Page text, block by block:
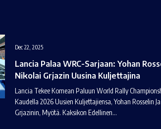
Dec 22, 2025
Lancia Palaa WRC-Sarjaan: Yohan
Nikolai Grjazin Uusina Kuljettajina
Lancia Tekee Komean Paluun World Rally
Kaudella 2026 Uusien Kuljettajiensa, Yohan Rosselin
Grjazinin, Myötä. Kaksikon Edellinen…